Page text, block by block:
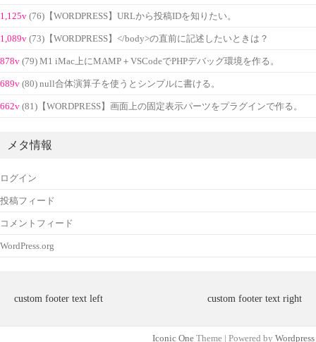
1,125v (76)【WORDPRESS】URLから投稿IDを知りたい。
1,089v (73)【WORDPRESS】</body>の直前に記述したいときは？
878v (79) M1 iMac上にMAMP＋VSCodeでPHPデバッグ環境を作る。
689v (80) null合体演算子を使うとシンプルに書ける。
662v (81)【WORDPRESS】画面上の固定表示パーツをプラグインで作る。
メタ情報
ログイン
投稿フィード
コメントフィード
WordPress.org
custom footer text left custom footer text right
Iconic One Theme | Powered by Wordpress